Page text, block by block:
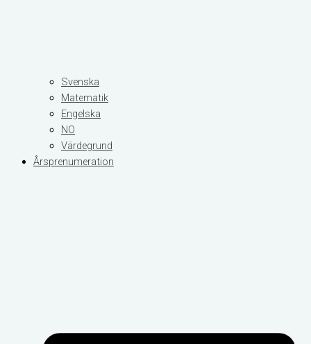
Svenska
Matematik
Engelska
NO
Värdegrund
Årsprenumeration